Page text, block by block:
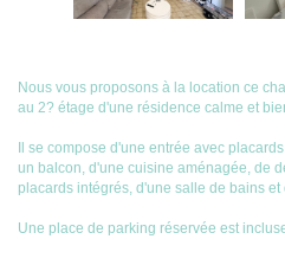
Nous vous proposons à la location ce
au 2? étage d'une résidence calme et
Il se compose d'une entrée avec
un balcon, d'une cuisine aménagée, de
placards intégrés, d'une salle de bains
Une place de parking réservée est